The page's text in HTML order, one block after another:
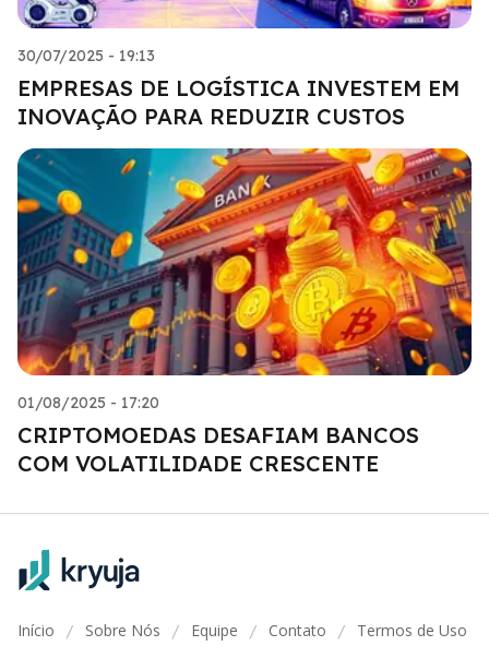
30/07/2025 - 19:13
EMPRESAS DE LOGÍSTICA INVESTEM EM
INOVAÇÃO PARA REDUZIR CUSTOS
01/08/2025 - 17:20
CRIPTOMOEDAS DESAFIAM BANCOS
COM VOLATILIDADE CRESCENTE
Início / Sobre Nós / Equipe / Contato / Termos de Uso